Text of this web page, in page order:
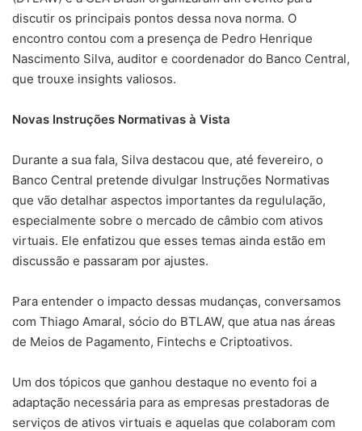
discutir os principais pontos dessa nova norma. O
encontro contou com a presença de Pedro Henrique
Nascimento Silva, auditor e coordenador do Banco Central,
que trouxe insights valiosos.
Novas Instruções Normativas à Vista
Durante a sua fala, Silva destacou que, até fevereiro, o
Banco Central pretende divulgar Instruções Normativas
que vão detalhar aspectos importantes da regululação,
especialmente sobre o mercado de câmbio com ativos
virtuais. Ele enfatizou que esses temas ainda estão em
discussão e passaram por ajustes.
Para entender o impacto dessas mudanças, conversamos
com Thiago Amaral, sócio do BTLAW, que atua nas áreas
de Meios de Pagamento, Fintechs e Criptoativos.
Um dos tópicos que ganhou destaque no evento foi a
adaptação necessária para as empresas prestadoras de
serviços de ativos virtuais e aquelas que colaboram com